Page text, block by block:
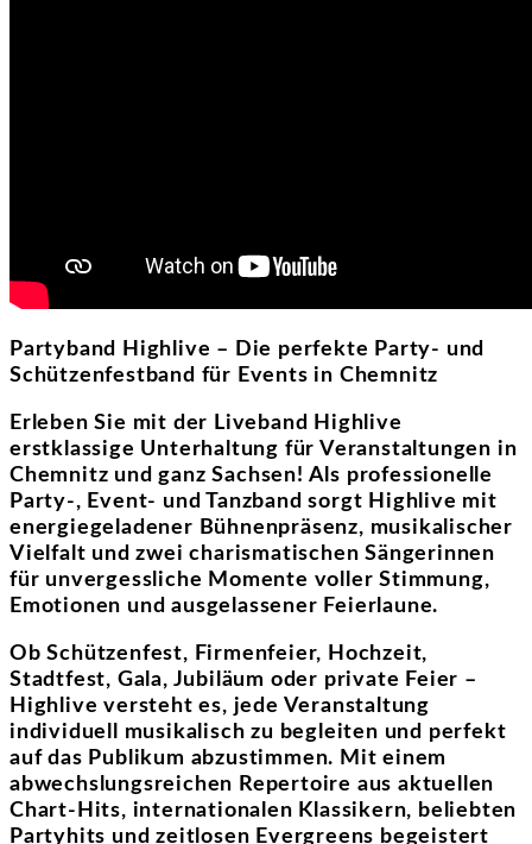
Partyband Highlive – Die perfekte Party- und
Schützenfestband für Events in Chemnitz
Erleben Sie mit der Liveband Highlive
erstklassige Unterhaltung für Veranstaltungen in
Chemnitz und ganz Sachsen! Als professionelle
Party-, Event- und Tanzband sorgt Highlive mit
energiegeladener Bühnenpräsenz, musikalischer
Vielfalt und zwei charismatischen Sängerinnen
für unvergessliche Momente voller Stimmung,
Emotionen und ausgelassener Feierlaune.
Ob Schützenfest, Firmenfeier, Hochzeit,
Stadtfest, Gala, Jubiläum oder private Feier –
Highlive versteht es, jede Veranstaltung
individuell musikalisch zu begleiten und perfekt
auf das Publikum abzustimmen. Mit einem
abwechslungsreichen Repertoire aus aktuellen
Chart-Hits, internationalen Klassikern, beliebten
Partyhits und zeitlosen Evergreens begeistert